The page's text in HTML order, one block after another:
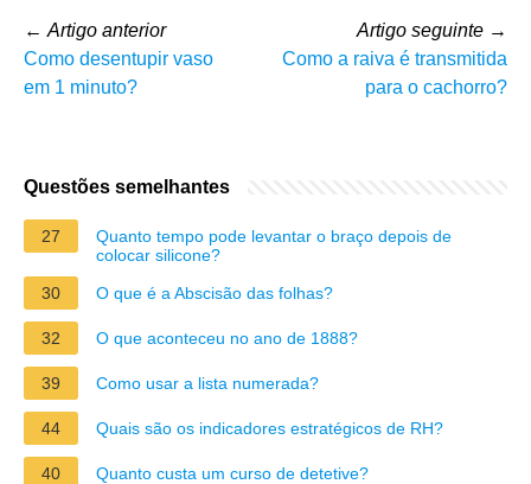
← Artigo anterior
Como desentupir vaso
em 1 minuto?
Artigo seguinte →
Como a raiva é transmitida
para o cachorro?
Questões semelhantes
27
Quanto tempo pode levantar o braço depois de
colocar silicone?
30
O que é a Abscisão das folhas?
32 O que aconteceu no ano de 1888?
39 Como usar a lista numerada?
44 Quais são os indicadores estratégicos de RH?
40 Quanto custa um curso de detetive?